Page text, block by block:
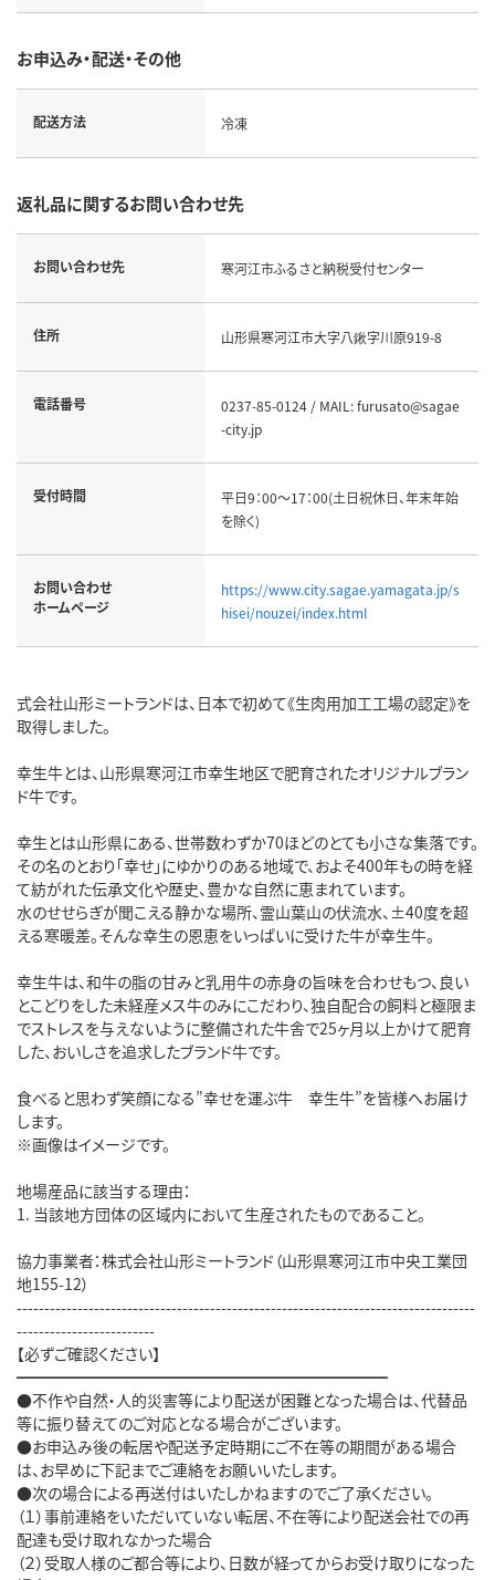
お申込み・配送・その他
配送方法 冷凍
返礼品に関するお問い合わせ先
お問い合わせ先 寒河江市ふるさと納税受付センター
住所 山形県寒河江市大字八鍬字川原919-8
電話番号
0237-85-0124 / MAIL: furusato@sagae
-city.jp
受付時間
平日9：00～17：00(土日祝休日、年末年始
を除く)
お問い合わせ
ホームページ
https://www.city.sagae.yamagata.jp/s
hisei/nouzei/index.html
式会社山形ミートランドは、日本で初めて《生肉用加工工場の認定》を
取得しました。
幸生牛とは、山形県寒河江市幸生地区で肥育されたオリジナルブラン
ド牛です。
幸生とは山形県にある、世帯数わずか70ほどのとても小さな集落です。
その名のとおり「幸せ」にゆかりのある地域で、およそ400年もの時を経
て紡がれた伝承文化や歴史、豊かな自然に恵まれています。
水のせせらぎが聞こえる静かな場所、霊山葉山の伏流水、±40度を超
える寒暖差。そんな幸生の恩恵をいっぱいに受けた牛が幸生牛。
幸生牛は、和牛の脂の甘みと乳用牛の赤身の旨味を合わせもつ、良い
とこどりをした未経産メス牛のみにこだわり、独自配合の飼料と極限ま
でストレスを与えないように整備された牛舎で25ヶ月以上かけて肥育
した、おいしさを追求したブランド牛です。
食べると思わず笑顔になる”幸せを運ぶ牛 幸生牛”を皆様へお届け
します。
※画像はイメージです。
地場産品に該当する理由：
1. 当該地方団体の区域内において生産されたものであること。
協力事業者：株式会社山形ミートランド（山形県寒河江市中央工業団
地155-12）
-----------------------------------------------------------------------------------
-------------------------
【必ずご確認ください】
━━━━━━━━━━━━━━━━━━━━━━━━
●不作や自然・人的災害等により配送が困難となった場合は、代替品
等に振り替えてのご対応となる場合がございます。
●お申込み後の転居や配送予定時期にご不在等の期間がある場合
は、お早めに下記までご連絡をお願いいたします。
●次の場合による再送付はいたしかねますのでご了承ください。
（１）事前連絡をいただいていない転居、不在等により配送会社での再
配達も受け取れなかった場合
（２）受取人様のご都合等により、日数が経ってからお受け取りになった